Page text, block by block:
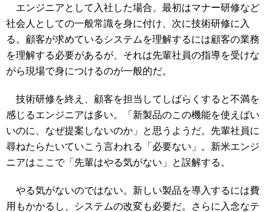
エンジニアとして入社した場合、最初はマナー研修など
社会人としての一般常識を身に付け、次に技術研修に入
る。顧客が求めているシステムを理解するには顧客の業務
を理解する必要があるが、それは先輩社員の指導を受けな
がら現場で身につけるのが一般的だ。
技術研修を終え、顧客を担当してしばらくすると不満を
感じるエンジニアは多い。「新製品のこの機能を使えばい
いのに、なぜ提案しないのか」と思うようだ。先輩社員に
尋ねたらたいていこう言われる「必要ない」。新米エンジ
ニアはここで「先輩はやる気がない」と誤解する。
やる気がないのではない。新しい製品を導入するには費
用もかかるし、システムの改変も必要だ。さらに入念なテ